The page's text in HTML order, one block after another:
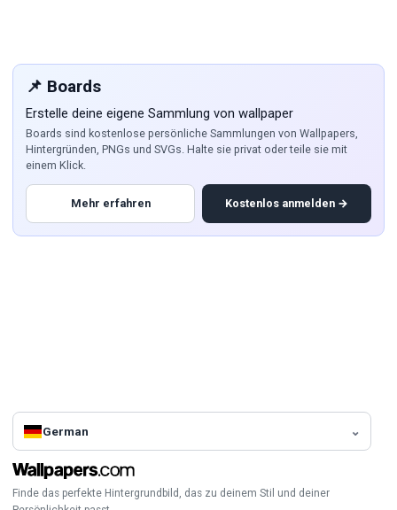
📌 Boards
Erstelle deine eigene Sammlung von wallpaper
Boards sind kostenlose persönliche Sammlungen von Wallpapers,
Hintergründen, PNGs und SVGs. Halte sie privat oder teile sie mit
einem Klick.
Mehr erfahren Kostenlos anmelden →
German
Finde das perfekte Hintergrundbild, das zu deinem Stil und deiner